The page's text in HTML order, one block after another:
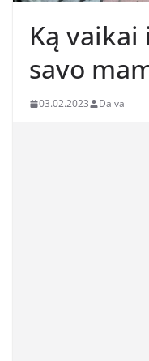
Ką
savo
03.02.2023 Daiva